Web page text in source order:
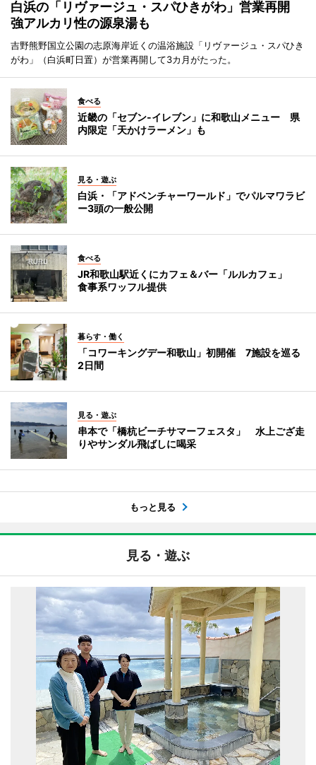
白浜の「リヴァージュ・スパひきがわ」営業再開
強アルカリ性の源泉湯も
吉野熊野国立公園の志原海岸近くの温浴施設「リヴァージュ・スパひき
がわ」（白浜町日置）が営業再開して3カ月がたった。
食べる
近畿の「セブン-イレブン」に和歌山メニュー 県
内限定「天かけラーメン」も
見る・遊ぶ
白浜・「アドベンチャーワールド」でパルマワラビ
ー3頭の一般公開
食べる
JR和歌山駅近くにカフェ＆バー「ルルカフェ」
食事系ワッフル提供
暮らす・働く
「コワーキングデー和歌山」初開催 7施設を巡る
2日間
見る・遊ぶ
串本で「橋杭ビーチサマーフェスタ」 水上ござ走
りやサンダル飛ばしに喝采
もっと見る
見る・遊ぶ